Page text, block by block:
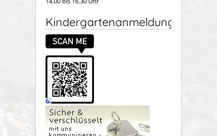
Kindergartenanmeldung